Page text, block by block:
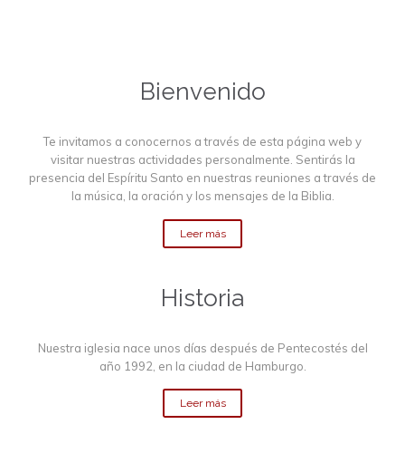
Bienvenido
Te invitamos a conocernos a través de esta página web y
visitar nuestras actividades personalmente. Sentirás la
presencia del Espíritu Santo en nuestras reuniones a través de
la música, la oración y los mensajes de la Biblia.
Leer más
Historia
Nuestra iglesia nace unos días después de Pentecostés del
año 1992, en la ciudad de Hamburgo.
Leer más